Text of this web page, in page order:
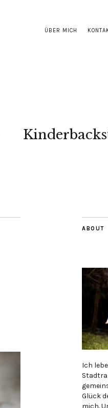
ÜBER MICH
ABOUT
Ich
Glück
mich.